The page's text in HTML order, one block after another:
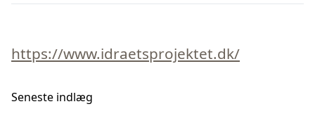
https://www.idraetsprojektet.dk/
Seneste indlæg